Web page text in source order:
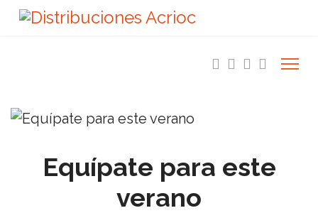
Equípate para este
verano